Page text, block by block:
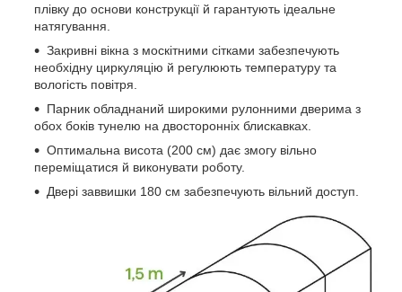
плівку до основи конструкції й гарантують ідеальне
натягування.
Закривні вікна з москітними сітками забезпечують
необхідну циркуляцію й регулюють температуру та
вологість повітря.
Парник обладнаний широкими рулонними дверима з
обох боків тунелю на двосторонніх блискавках.
Оптимальна висота (200 см) дає змогу вільно
переміщатися й виконувати роботу.
Двері заввишки 180 см забезпечують вільний доступ.